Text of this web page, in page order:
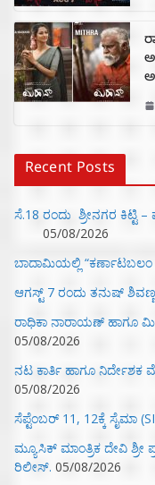
Recent Posts
ಸೆ.18 ರಂದು ಶ್ರೀನಗರ
05/08/2026
ಬಾದಾಮಿಯಲ್ಲಿ “ಕರ್ಣಾಟಬಲಂ
ಆಗಸ್ಟ್ 7 ರಂದು ತನುಷ್
ರಾಧಿಕಾ ನಾರಾಯಣ್ ಹಾಗೂ
05/08/2026
ನಟ ಕಾರ್ತಿ ಹಾಗೂ
05/08/2026
ಸೆಪ್ಟೆಂಬರ್ 11, 12ಕ್ಕೆ ಸೈಮಾ
ಮ್ಯೂಸಿಕ್‌ ಮಾಂತ್ರಿಕ ದೇವಿ
ರಿಲೀಸ್. 05/08/2026